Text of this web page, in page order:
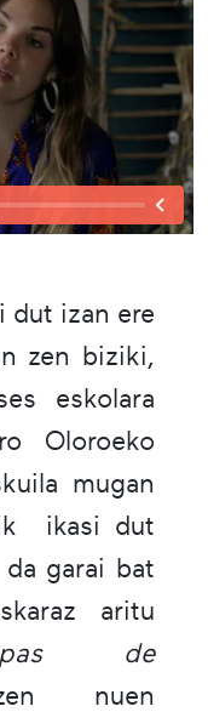
dut izan ere
zen biziki,
eskolara
Oloroeko
mugan
ikasi dut
garai bat
aritu
de
nuen